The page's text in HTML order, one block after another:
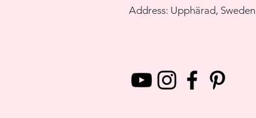
Address: Upphärad, Sweden